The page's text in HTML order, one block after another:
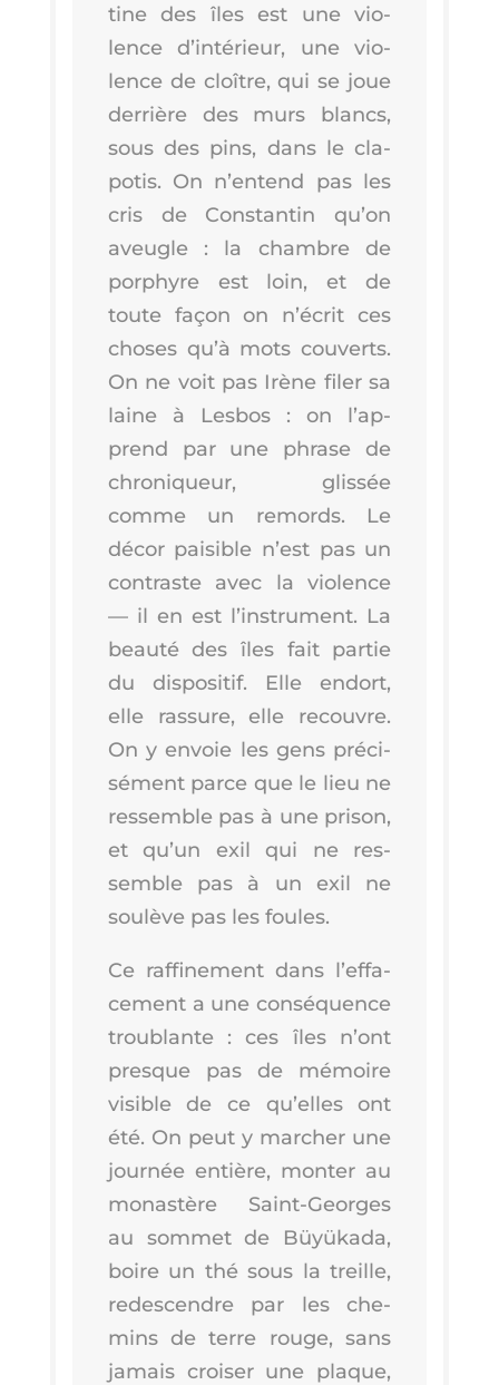
tine des îles est une vio­
lence d’in­té­rieur, une vio­
lence de cloître, qui se joue
der­rière des murs blancs,
sous des pins, dans le cla­
po­tis. On n’en­tend pas les
cris de Constan­tin qu’on
aveugle : la chambre de
por­phyre est loin, et de
toute façon on n’é­crit ces
choses qu’à mots cou­verts.
On ne voit pas Irène filer sa
laine à Les­bos : on l’ap­
prend par une phrase de
chro­ni­queur, glis­sée
comme un remords. Le
décor pai­sible n’est pas un
contraste avec la vio­lence
— il en est l’ins­tru­ment. La
beau­té des îles fait par­tie
du dis­po­si­tif. Elle endort,
elle ras­sure, elle recouvre.
On y envoie les gens pré­ci­
sé­ment parce que le lieu ne
res­semble pas à une pri­son,
et qu’un exil qui ne res­
semble pas à un exil ne
sou­lève pas les foules.
Ce raf­fi­ne­ment dans l’ef­fa­
ce­ment a une consé­quence
trou­blante : ces îles n’ont
presque pas de mémoire
visible de ce qu’elles ont
été. On peut y mar­cher une
jour­née entière, mon­ter au
monas­tère Saint-Georges
au som­met de Büyü­ka­da,
boire un thé sous la treille,
redes­cendre par les che­
mins de terre rouge, sans
jamais croi­ser une plaque,